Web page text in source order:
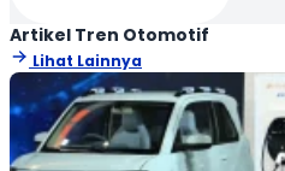
Artikel Tren Otomotif
Lihat Lainnya